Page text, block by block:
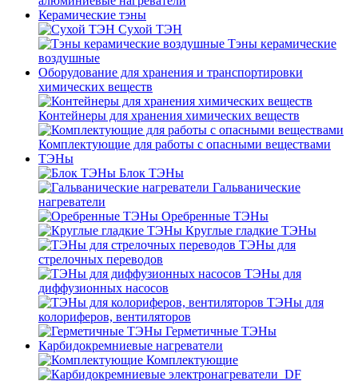
Керамические тэны
Сухой ТЭН
Тэны керамические
воздушные
Оборудование для хранения и транспортировки
химических веществ
Контейнеры для хранения химических веществ
Комплектующие для работы с опасными веществами
ТЭНы
Блок ТЭНы
Гальванические
нагреватели
Оребренные ТЭНы
Круглые гладкие ТЭНы
ТЭНы для
стрелочных переводов
ТЭНы для
диффузионных насосов
ТЭНы для
колориферов, вентиляторов
Герметичные ТЭНы
Карбидокремниевые нагреватели
Комплектующие